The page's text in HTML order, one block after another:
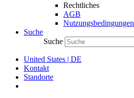
Rechtliches
AGB
Nutzungsbedingungen
Suche
Suche
United States | DE
Kontakt
Standorte